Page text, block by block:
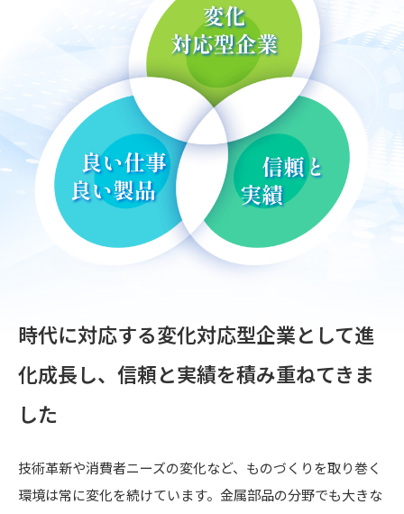
時代に対応する変化対応型企業として進
化成長し、信頼と実績を積み重ねてきま
した
技術革新や消費者ニーズの変化など、ものづくりを取り巻く
環境は常に変化を続けています。金属部品の分野でも大きな